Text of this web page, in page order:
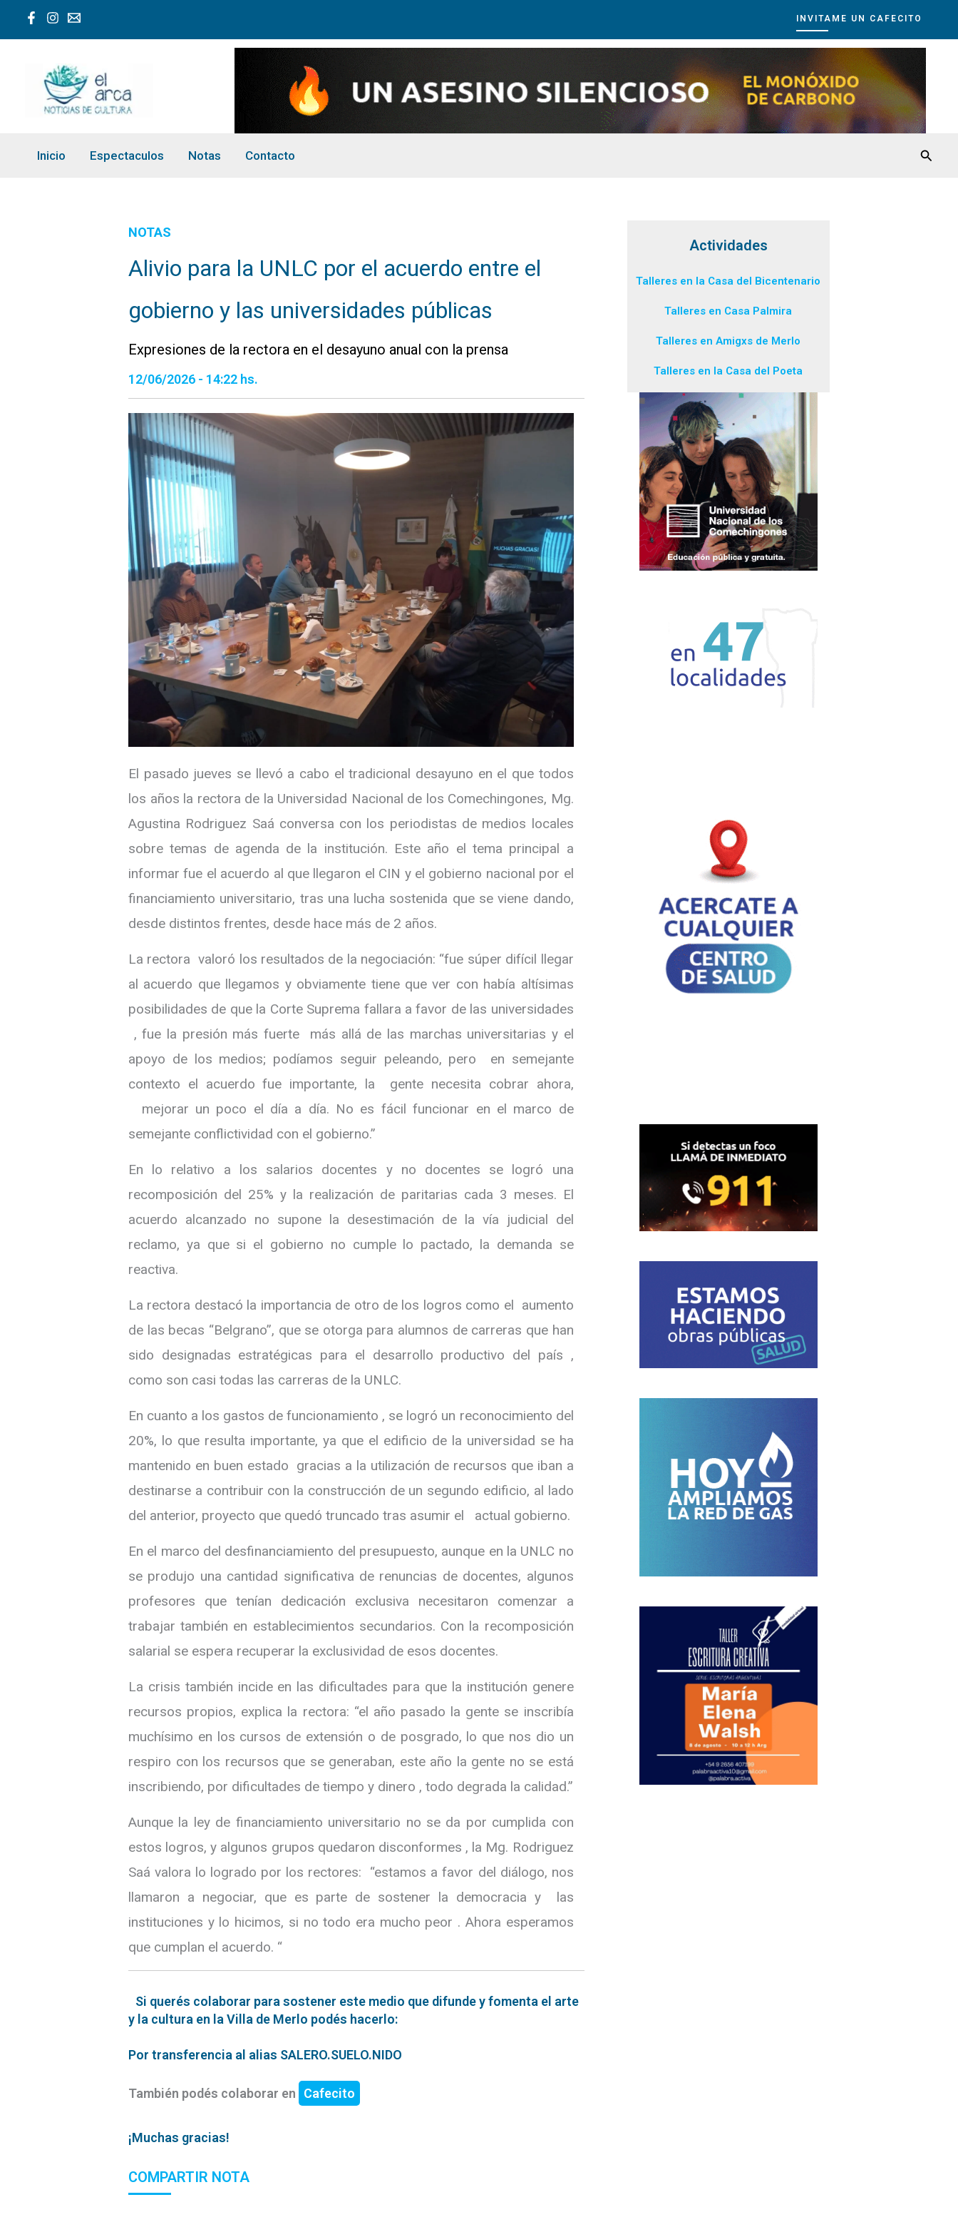
INVITAME UN CAFECITO
Inicio Espectaculos Notas Contacto
NOTAS
Alivio para la UNLC por el acuerdo entre el
gobierno y las universidades públicas
Expresiones de la rectora en el desayuno anual con la prensa
12/06/2026 - 14:22 hs.
El pasado jueves se llevó a cabo el tradicional desayuno en el que todos
los años la rectora de la Universidad Nacional de los Comechingones, Mg.
Agustina Rodriguez Saá conversa con los periodistas de medios locales
sobre temas de agenda de la institución. Este año el tema principal a
informar fue el acuerdo al que llegaron el CIN y el gobierno nacional por el
financiamiento universitario, tras una lucha sostenida que se viene dando,
desde distintos frentes, desde hace más de 2 años.
La rectora valoró los resultados de la negociación: “fue súper difícil llegar
al acuerdo que llegamos y obviamente tiene que ver con había altísimas
posibilidades de que la Corte Suprema fallara a favor de las universidades
, fue la presión más fuerte más allá de las marchas universitarias y el
apoyo de los medios; podíamos seguir peleando, pero en semejante
contexto el acuerdo fue importante, la gente necesita cobrar ahora,
mejorar un poco el día a día. No es fácil funcionar en el marco de
semejante conflictividad con el gobierno.”
En lo relativo a los salarios docentes y no docentes se logró una
recomposición del 25% y la realización de paritarias cada 3 meses. El
acuerdo alcanzado no supone la desestimación de la vía judicial del
reclamo, ya que si el gobierno no cumple lo pactado, la demanda se
reactiva.
La rectora destacó la importancia de otro de los logros como el aumento
de las becas “Belgrano”, que se otorga para alumnos de carreras que han
sido designadas estratégicas para el desarrollo productivo del país ,
como son casi todas las carreras de la UNLC.
En cuanto a los gastos de funcionamiento , se logró un reconocimiento del
20%, lo que resulta importante, ya que el edificio de la universidad se ha
mantenido en buen estado gracias a la utilización de recursos que iban a
destinarse a contribuir con la construcción de un segundo edificio, al lado
del anterior, proyecto que quedó truncado tras asumir el actual gobierno.
En el marco del desfinanciamiento del presupuesto, aunque en la UNLC no
se produjo una cantidad significativa de renuncias de docentes, algunos
profesores que tenían dedicación exclusiva necesitaron comenzar a
trabajar también en establecimientos secundarios. Con la recomposición
salarial se espera recuperar la exclusividad de esos docentes.
La crisis también incide en las dificultades para que la institución genere
recursos propios, explica la rectora: “el año pasado la gente se inscribía
muchísimo en los cursos de extensión o de posgrado, lo que nos dio un
respiro con los recursos que se generaban, este año la gente no se está
inscribiendo, por dificultades de tiempo y dinero , todo degrada la calidad.”
Aunque la ley de financiamiento universitario no se da por cumplida con
estos logros, y algunos grupos quedaron disconformes , la Mg. Rodriguez
Saá valora lo logrado por los rectores: “estamos a favor del diálogo, nos
llamaron a negociar, que es parte de sostener la democracia y las
instituciones y lo hicimos, si no todo era mucho peor . Ahora esperamos
que cumplan el acuerdo. “
Si querés colaborar para sostener este medio que difunde y fomenta el arte
y la cultura en la Villa de Merlo podés hacerlo:
Por transferencia al alias SALERO.SUELO.NIDO
También podés colaborar en Cafecito
¡Muchas gracias!
COMPARTIR NOTA
Actividades
Talleres en la Casa del Bicentenario
Talleres en Casa Palmira
Talleres en Amigxs de Merlo
Talleres en la Casa del Poeta